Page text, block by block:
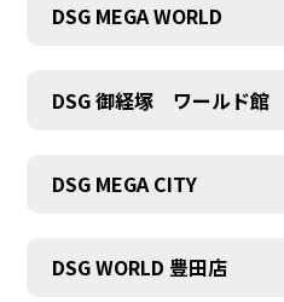
DSG MEGA WORLD
DSG 御経塚 ワールド館
DSG MEGA CITY
DSG WORLD 豊田店